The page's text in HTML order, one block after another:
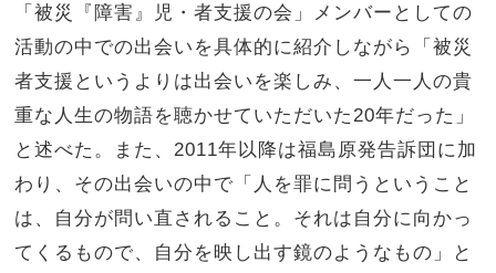
「被災『障害』児・者支援の会」メンバーとしての
活動の中での出会いを具体的に紹介しながら「被災
者支援というよりは出会いを楽しみ、一人一人の貴
重な人生の物語を聴かせていただいた20年だった」
と述べた。また、2011年以降は福島原発告訴団に加
わり、その出会いの中で「人を罪に問うということ
は、自分が問い直されること。それは自分に向かっ
てくるもので、自分を映し出す鏡のようなもの」と